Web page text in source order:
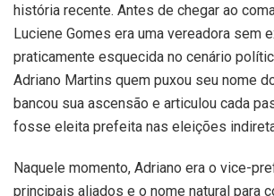
história recente. Antes de chegar ao
Luciene Gomes era uma vereadora sem
praticamente esquecida no cenário
Adriano Martins quem puxou seu nome
bancou sua ascensão e articulou cada
fosse eleita prefeita nas eleições
Naquele momento, Adriano era o vice-
principais aliados e o nome natural para